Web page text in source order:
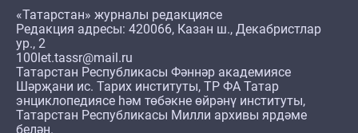
«Татарстан» журналы редакциясе
Редакция адресы: 420066, Казан ш., Декабристлар
ур., 2
100let.tassr@mail.ru
Татарстан Республикасы Фәннәр академиясе
Шәрҗани ис. Тарих институты, ТР ФА Татар
энциклопедиясе һәм төбәкне өйрәнү институты,
Татарстан Республикасы Милли архивы ярдәме
белән.